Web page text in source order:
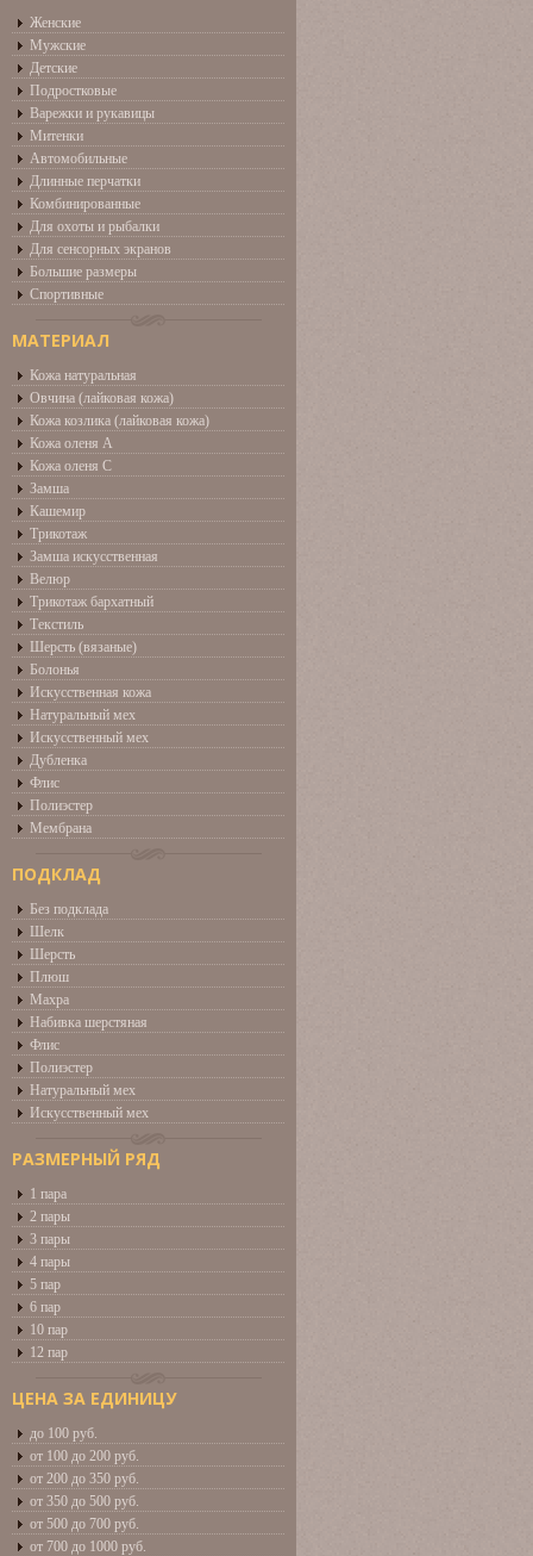
Женские
Мужские
Детские
Подростковые
Варежки и рукавицы
Митенки
Автомобильные
Длинные перчатки
Комбинированные
Для охоты и рыбалки
Для сенсорных экранов
Большие размеры
Спортивные
МАТЕРИАЛ
Кожа натуральная
Овчина (лайковая кожа)
Кожа козлика (лайковая кожа)
Кожа оленя А
Кожа оленя С
Замша
Кашемир
Трикотаж
Замша искусственная
Велюр
Трикотаж бархатный
Текстиль
Шерсть (вязаные)
Болонья
Искусственная кожа
Натуральный мех
Искусственный мех
Дубленка
Флис
Полиэстер
Мембрана
ПОДКЛАД
Без подклада
Шелк
Шерсть
Плюш
Махра
Набивка шерстяная
Флис
Полиэстер
Натуральный мех
Искусственный мех
РАЗМЕРНЫЙ РЯД
1 пара
2 пары
3 пары
4 пары
5 пар
6 пар
10 пар
12 пар
ЦЕНА ЗА ЕДИНИЦУ
до 100 руб.
от 100 до 200 руб.
от 200 до 350 руб.
от 350 до 500 руб.
от 500 до 700 руб.
от 700 до 1000 руб.